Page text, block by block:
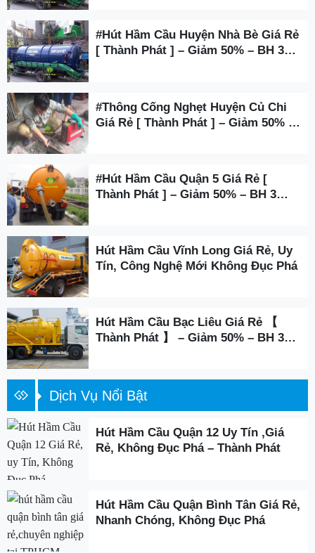
#Hút Hầm Cầu Huyện Nhà Bè Giá Rẻ
[ Thành Phát ] – Giảm 50% – BH 3
#Thông Cống Nghẹt Huyện Củ Chi
Giá Rẻ [ Thành Phát ] – Giảm 50% –
#Hút Hầm Cầu Quận 5 Giá Rẻ [
Thành Phát ] – Giảm 50% – BH 3
Hút Hầm Cầu Vĩnh Long Giá Rẻ, Uy
Tín, Công Nghệ Mới Không Đục Phá
Hút Hầm Cầu Bạc Liêu Giá Rẻ 【
Thành Phát 】 – Giảm 50% – BH 3
Dịch Vụ Nổi Bật
Hút Hầm Cầu Quận 12 Uy Tín ,Giá
Rẻ, Không Đục Phá – Thành Phát
Hút Hầm Cầu Quận Bình Tân Giá Rẻ,
Nhanh Chóng, Không Đục Phá